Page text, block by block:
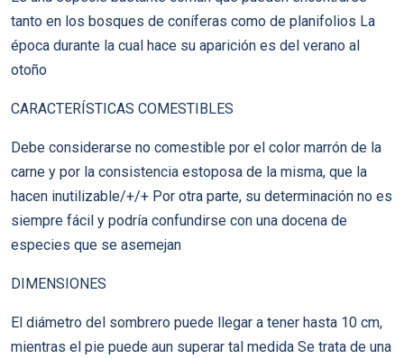
tanto en los bosques de coníferas como de planifolios La
época durante la cual hace su aparición es del verano al
otoño
CARACTERÍSTICAS COMESTIBLES
Debe considerarse no comestible por el color marrón de la
carne y por la consistencia estoposa de la misma, que la
hacen inutilizable/+/+ Por otra parte, su determinación no es
siempre fácil y podría confundirse con una docena de
especies que se asemejan
DIMENSIONES
El diámetro del sombrero puede llegar a tener hasta 10 cm,
mientras el pie puede aun superar tal medida Se trata de una